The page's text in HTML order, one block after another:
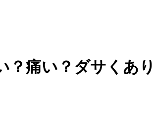
？痛い？ダサくあ